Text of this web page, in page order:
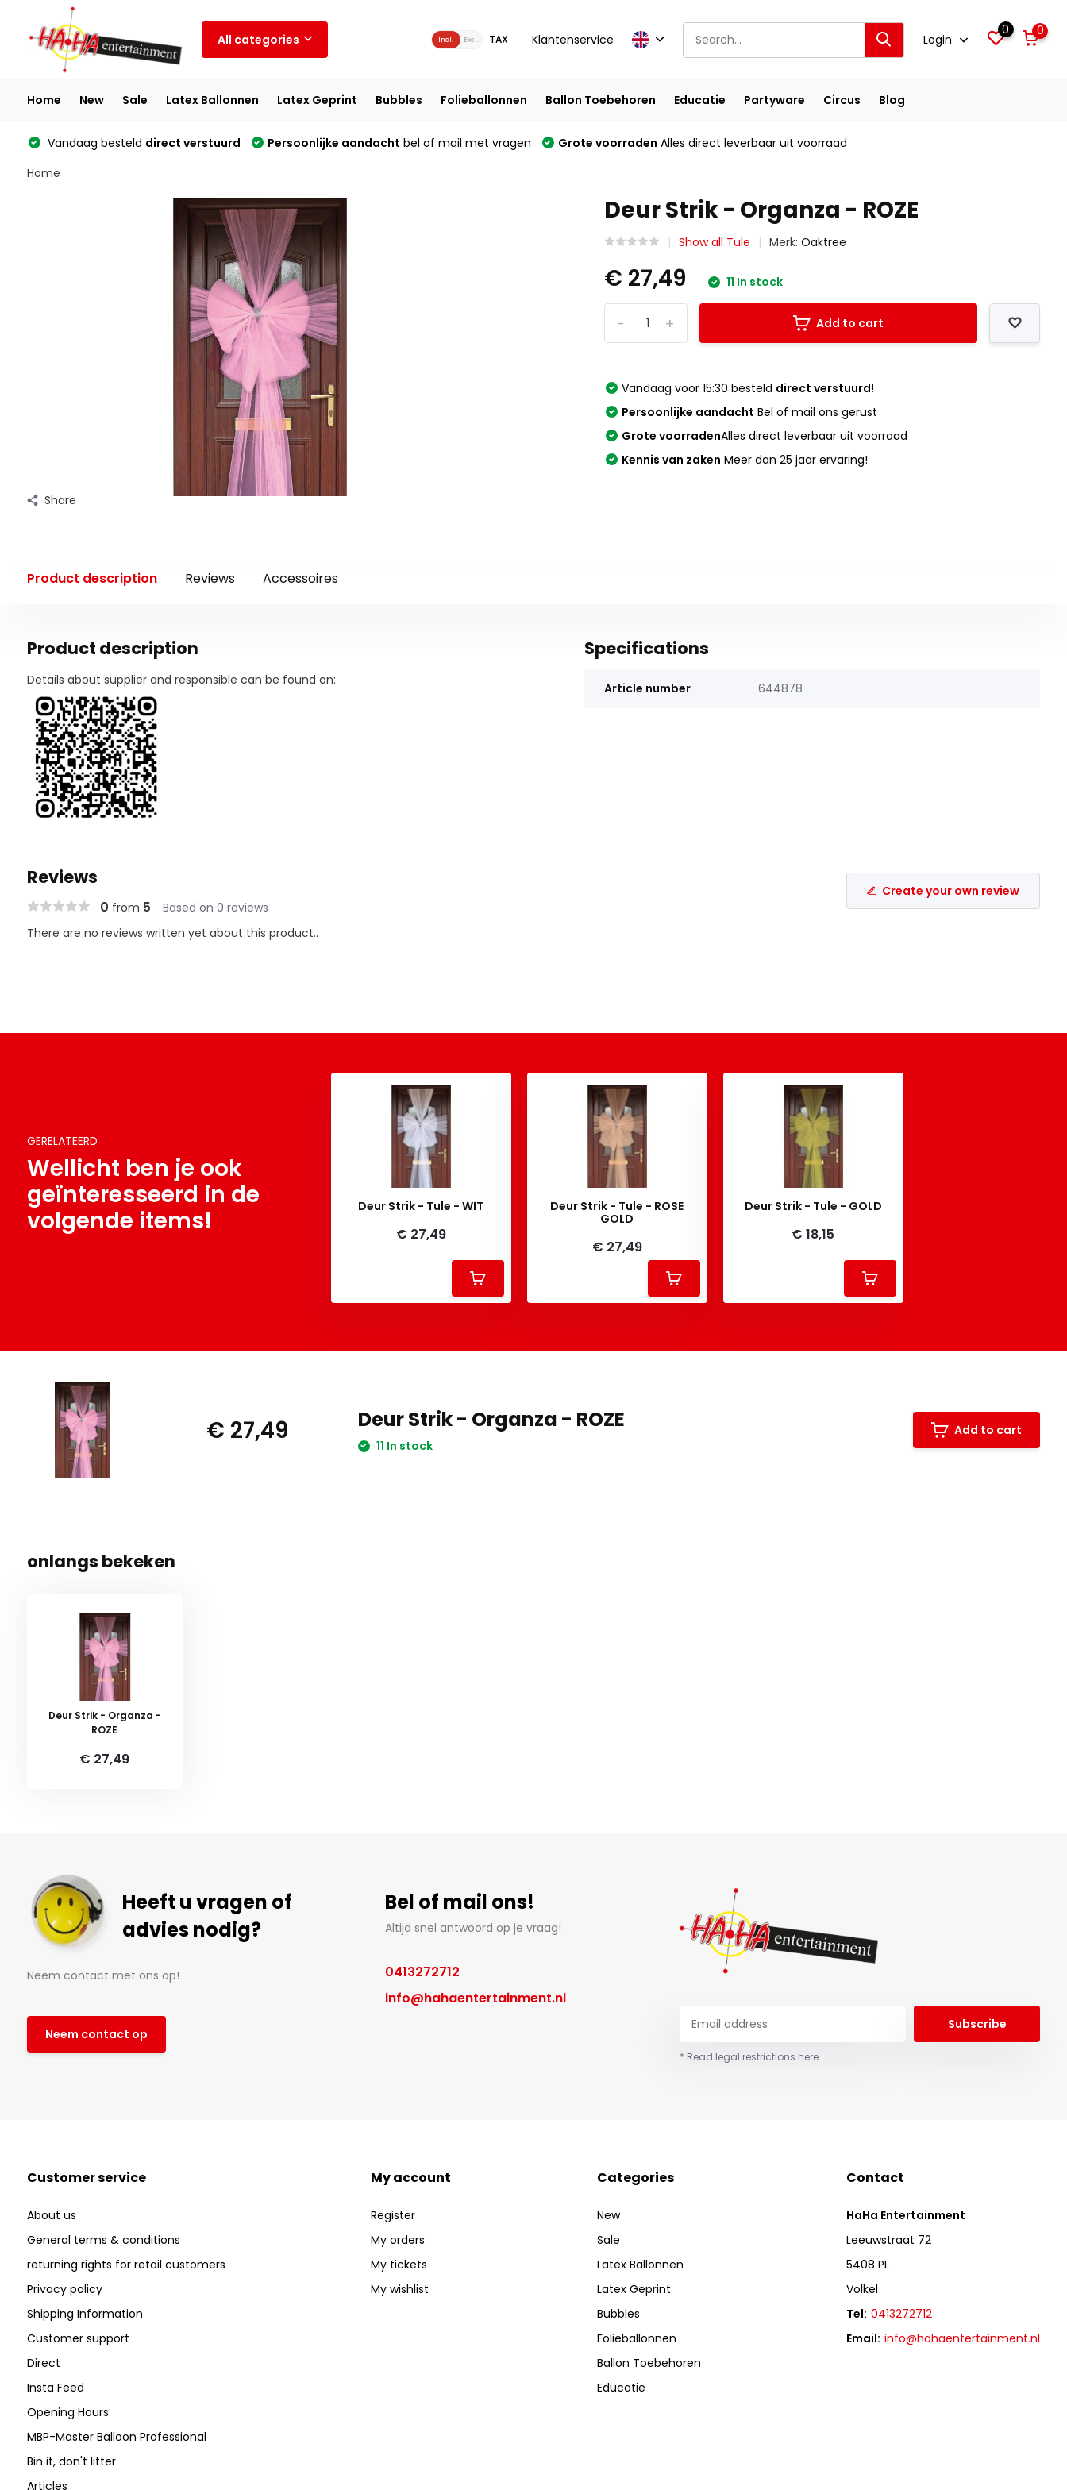
All categories Incl. Excl. TAX Klantenservice Login
0 0
Home New Sale Latex Ballonnen Latex Geprint Bubbles Folieballonnen Ballon Toebehoren Educatie Partyware Circus Blog
Vandaag besteld direct verstuurd Persoonlijke aandacht bel of mail met vragen Grote voorraden Alles direct leverbaar uit voorraad
Home
Share
Deur Strik - Organza - ROZE
Show all Tule Merk:Oaktree
€ 27,49 11 In stock
+
- Add to cart
Vandaag voor 15:30 besteld direct verstuurd!
Persoonlijke aandacht Bel of mail ons gerust
Grote voorradenAlles direct leverbaar uit voorraad
Kennis van zaken Meer dan 25 jaar ervaring!
Product description Reviews Accessoires
Product description
Details about supplier and responsible can be found on:
Specifications
Article number 644878
Reviews
0 from 5 Based on 0 reviews
Create your own review
There are no reviews written yet about this product..
GERELATEERD
Wellicht ben je ook
geïnteresseerd in de
volgende items!
Deur Strik - Tule - WIT
€ 27,49
Deur Strik - Tule - ROSE
GOLD
€ 27,49
Deur Strik - Tule - GOLD
€ 18,15
€ 27,49 Deur Strik - Organza - ROZE
11 In stock
Add to cart
onlangs bekeken
Deur Strik - Organza -
ROZE
€ 27,49
Heeft u vragen of
advies nodig?
Neem contact met ons op!
Neem contact op
Bel of mail ons!
Altijd snel antwoord op je vraag!
0413272712
info@hahaentertainment.nl
Subscribe
* Read legal restrictions here
Customer service
About us
General terms & conditions
returning rights for retail customers
Privacy policy
Shipping Information
Customer support
Direct
Insta Feed
Opening Hours
MBP-Master Balloon Professional
Bin it, don't litter
Articles
My account
Register
My orders
My tickets
My wishlist
Categories
New
Sale
Latex Ballonnen
Latex Geprint
Bubbles
Folieballonnen
Ballon Toebehoren
Educatie
Contact
HaHa Entertainment
Leeuwstraat 72
5408 PL
Volkel
Tel: 0413272712
Email: info@hahaentertainment.nl